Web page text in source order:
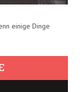
einige Dinge